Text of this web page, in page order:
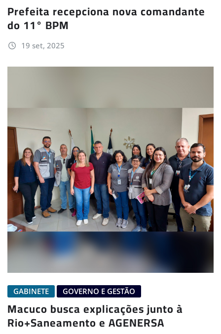
Prefeita recepciona nova comandante
do 11° BPM
19 set, 2025
GABINETE GOVERNO E GESTÃO
Macuco busca explicações junto à
Rio+Saneamento e AGENERSA